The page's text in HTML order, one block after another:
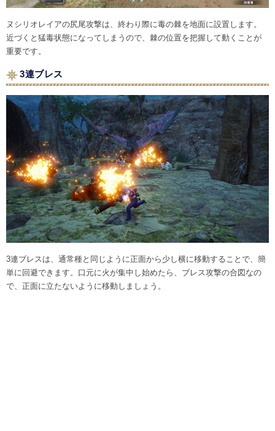
ヌシリオレイアの尻尾攻撃は、終わり際に毒の棘を地面に設置します。
近づくと猛毒状態になってしまうので、棘の位置を把握して動くことが
重要です。
3連ブレス
3連ブレスは、通常種と同じように正面から少し横に移動することで、簡
単に回避できます。口元に火が集中し始めたら、ブレス攻撃の合図なの
で、正面に立たないように移動しましょう。